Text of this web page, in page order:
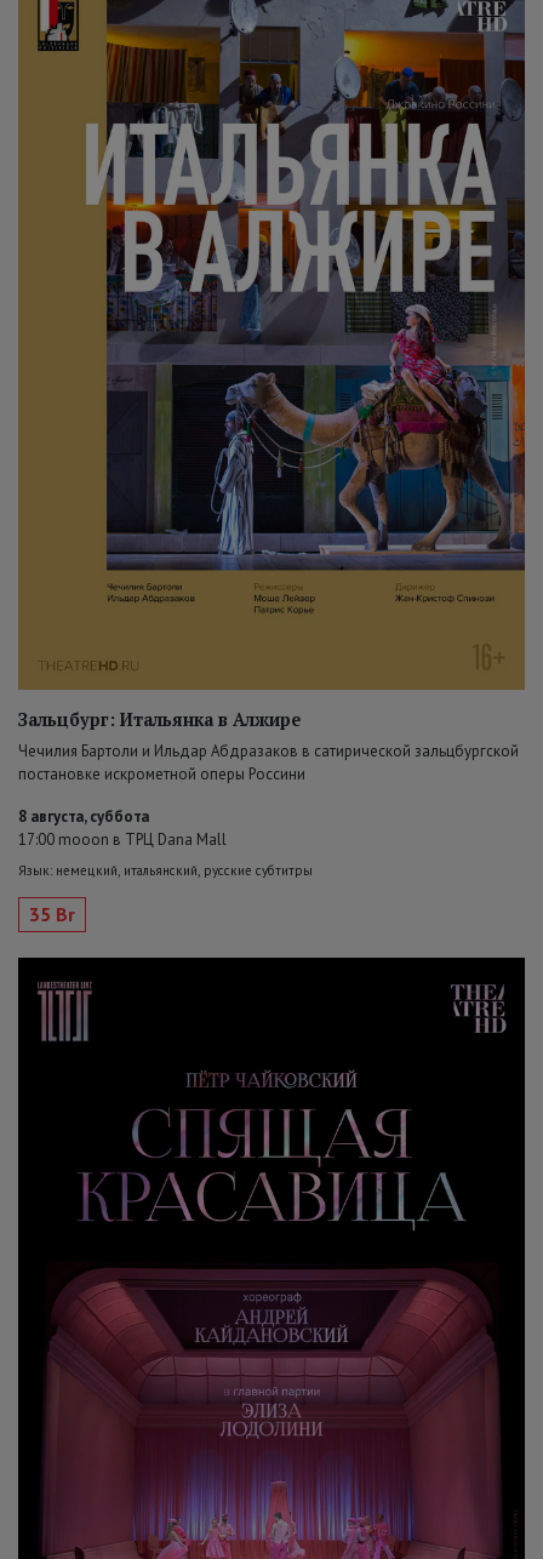
Зальцбург: Итальянка в Алжире
Чечилия Бартоли и Ильдар Абдразаков в сатирической зальцбургской
постановке искрометной оперы Россини
8 августа, суббота
17:00 mooon в ТРЦ Dana Mall
Язык: немецкий, итальянский, русские субтитры
35 Br